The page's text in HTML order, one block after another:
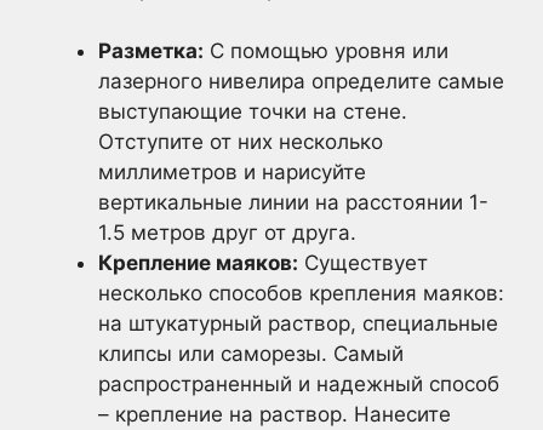
Разметка: С помощью уровня или
лазерного нивелира определите самые
выступающие точки на стене.
Отступите от них несколько
миллиметров и нарисуйте
вертикальные линии на расстоянии 1-
1.5 метров друг от друга.
Крепление маяков: Существует
несколько способов крепления маяков:
на штукатурный раствор, специальные
клипсы или саморезы. Самый
распространенный и надежный способ
– крепление на раствор. Нанесите